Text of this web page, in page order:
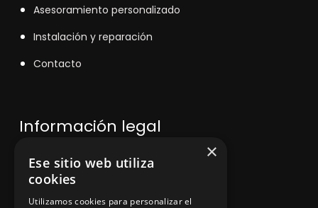
Asesoramiento personalizado
Instalación y reparación
Contacto
Información legal
Política de privacidad
Aviso legal
×
Ese sitio web utiliza
cookies
Utilizamos cookies para personalizar el